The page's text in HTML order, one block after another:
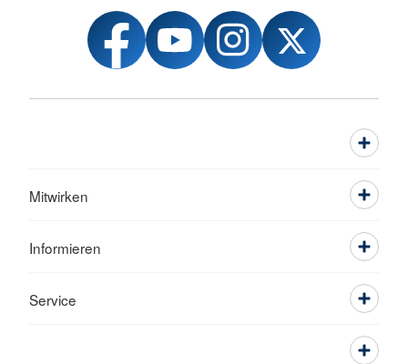
Mitwirken
Informieren
Service